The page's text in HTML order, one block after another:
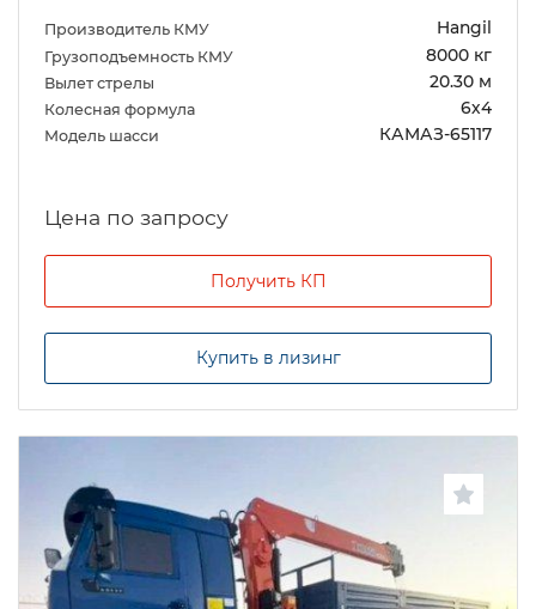
Производитель КМУ Hangil
Грузоподъемность КМУ 8000 кг
Вылет стрелы 20.30 м
Колесная формула 6х4
Модель шасси КАМАЗ-65117
Цена по запросу
Получить КП
Купить в лизинг